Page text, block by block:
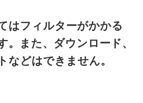
はフィルターがかかる
。また、ダウンロード、
などはできません。